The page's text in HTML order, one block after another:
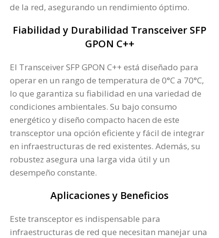
de la red, asegurando un rendimiento óptimo.
Fiabilidad y Durabilidad Transceiver SFP
GPON C++
El Transceiver SFP GPON C++ está diseñado para
operar en un rango de temperatura de 0°C a 70°C,
lo que garantiza su fiabilidad en una variedad de
condiciones ambientales. Su bajo consumo
energético y diseño compacto hacen de este
transceptor una opción eficiente y fácil de integrar
en infraestructuras de red existentes. Además, su
robustez asegura una larga vida útil y un
desempeño constante.
Aplicaciones y Beneficios
Este transceptor es indispensable para
infraestructuras de red que necesitan manejar una